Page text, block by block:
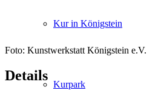
Kur in Königstein
Kurpark
Foto: Kunstwerkstatt Königstein e.V.
Details